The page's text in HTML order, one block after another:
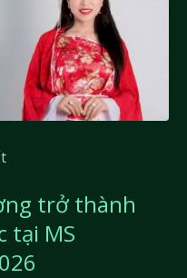
trở thành
tại MS